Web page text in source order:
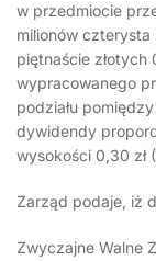
w przedmiocie
milionów
piętnaście
wypracowanego
podziału
dywidendy
wysokości 0,30 zł
Zarząd podaje, iż
Zwyczajne Walne